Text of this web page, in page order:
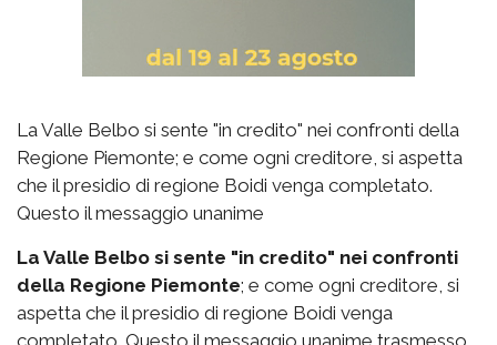
La Valle Belbo si sente "in credito" nei confronti della
Regione Piemonte; e come ogni creditore, si aspetta
che il presidio di regione Boidi venga completato.
Questo il messaggio unanime
La Valle Belbo si sente "in credito" nei confronti
della Regione Piemonte; e come ogni creditore, si
aspetta che il presidio di regione Boidi venga
completato. Questo il messaggio unanime trasmesso